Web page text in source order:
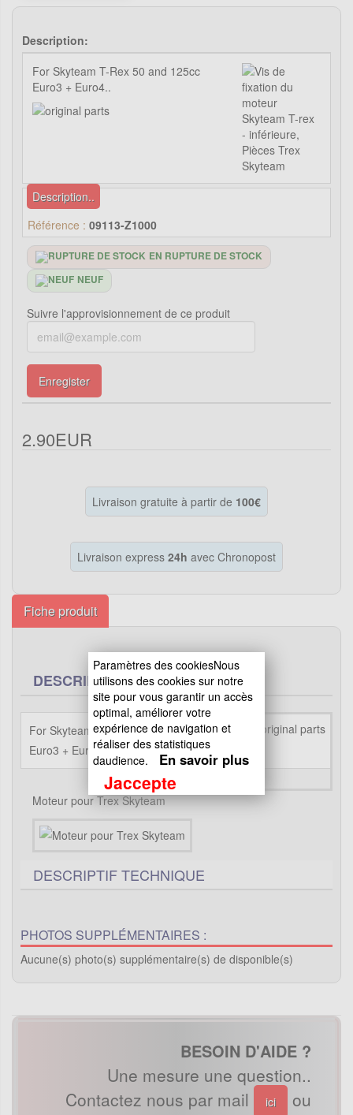
Description:
For Skyteam T-Rex 50 and 125cc
Euro3 + Euro4..
Description..
Référence : 09113-Z1000
EN RUPTURE DE STOCK
NEUF
Suivre l'approvisionnement de ce produit
Enregister
2.90EUR
Livraison gratuite à partir de 100€
Livraison express 24h avec Chronopost
Fiche produit
DESCRIPTION
For Skyteam T-Rex 50 and 125cc
Euro3 + Euro4
Moteur pour Trex Skyteam
DESCRIPTIF TECHNIQUE
PHOTOS SUPPLÉMENTAIRES :
Aucune(s) photo(s) supplémentaire(s) de disponible(s)
BESOIN D'AIDE ?
Une mesure une question..
Contactez nous par mail
ici
ou
Paramètres des cookiesNous
utilisons des cookies sur notre
site pour vous garantir un accès
optimal, améliorer votre
expérience de navigation et
réaliser des statistiques
daudience.
En savoir plus
Jaccepte